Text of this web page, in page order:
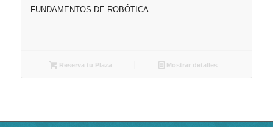
FUNDAMENTOS DE ROBÓTICA
Reserva tu Plaza Mostrar detalles